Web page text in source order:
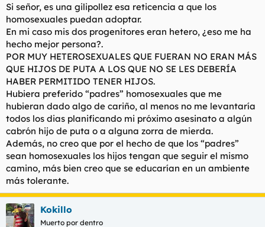
Si señor, es una gilipollez esa reticencia a que los
homosexuales puedan adoptar.
En mi caso mis dos progenitores eran hetero, ¿eso me ha
hecho mejor persona?.
POR MUY HETEROSEXUALES QUE FUERAN NO ERAN MÁS
QUE HIJOS DE PUTA A LOS QUE NO SE LES DEBERÍA
HABER PERMITIDO TENER HIJOS.
Hubiera preferido “padres” homosexuales que me
hubieran dado algo de cariño, al menos no me levantaría
todos los dias planificando mi próximo asesinato a algún
cabrón hijo de puta o a alguna zorra de mierda.
Además, no creo que por el hecho de que los “padres”
sean homosexuales los hijos tengan que seguir el mismo
camino, más bien creo que se educarían en un ambiente
más tolerante.
Kokillo
Muerto por dentro